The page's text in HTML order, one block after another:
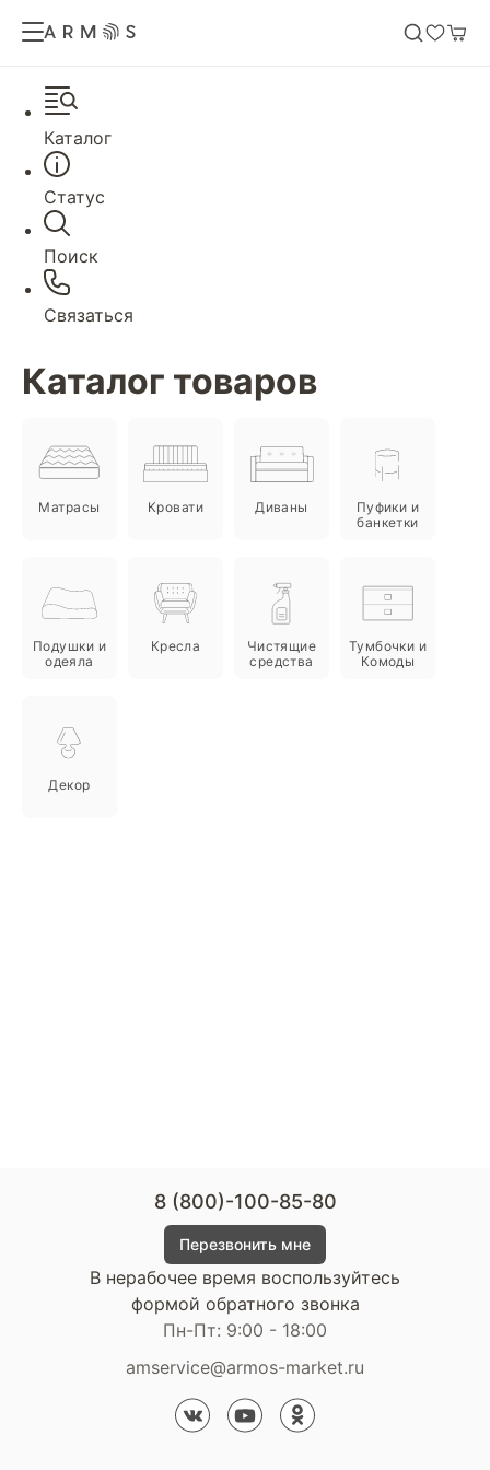
Каталог
Статус
Поиск
Связаться
Каталог товаров
Матрасы Кровати Диваны
Пуфики и
банкетки
Подушки и
одеяла
Кресла
Чистящие
средства
Тумбочки и
Комоды
Декор
8 (800)-100-85-80
Перезвонить мне
В нерабочее время воспользуйтесь
формой обратного звонка
Пн-Пт: 9:00 - 18:00
amservice@armos-market.ru